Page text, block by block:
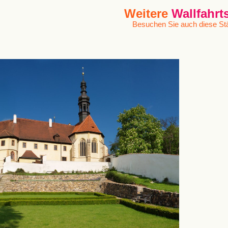
Weitere
Besuchen Sie auch diese